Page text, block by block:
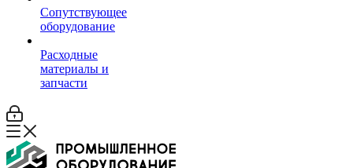
Сопутствующее
оборудование
Расходные
материалы и
запчасти